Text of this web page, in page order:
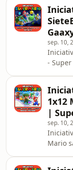
desde
Dentro
en
uno de
Puerta
papel,
giros
sep. 10,
- Super
Nos
para,
saga
no...).
más
la cosa
1x12
|
sep. 10,
Mario